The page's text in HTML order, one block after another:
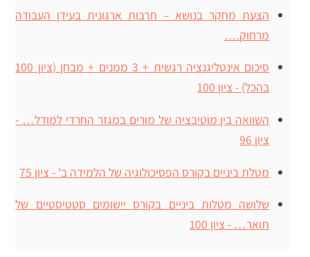
הצעת מחקר בנושא – תרבות ארגונית בעידן העבודה
מרחוק.…
סיכום אינטליגנציה רגשית + 3 ממנים + מבחן (ציון 100
בהכל) - ציון 100
השוואה בין מוטיבציה של מורים במגזר החרדי למודל… -
ציון 96
מטלת ביניים בקורס הפסיכולוגיה של הלמידה ב' - ציון 75
שלושה מטלות ביניים בקורס יישומים סטטיסטיים של
תואר… - ציון 100